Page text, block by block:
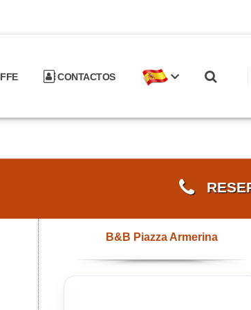
CONTACTOS
B&B Piazza Armerina